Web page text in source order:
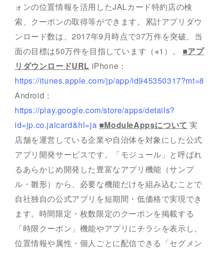
ォンの位置情報を活用したJALカード特約店の検
索、クーポンの取得等ができます。累計アプリダウ
ンロード数は、2017年9月時点で37万件を突破、当
面の目標は50万件を目指しています（※1）。 ■アプ
リダウンロードURL iPhone：
https://itunes.apple.com/jp/app/id945350317?mt=8
Android：
https://play.google.com/store/apps/details?
id=jp.co.jalcard&hl=ja ■ModuleAppsについて 実
店舗を運営している企業や自治体を対象にした公式
アプリ開発サービスです。「モジュール」と呼ばれ
るあらかじめ開発した豊富なアプリ機能（サンプ
ル・雛形）から、必要な機能だけを組み込むことで
自社独自の公式アプリを短期間・低価格で実現でき
ます。時間限定・枚数限定のクーポンを掲載する
「時限クーポン」機能やアプリにチラシを表示し、
位置情報や属性・個人ごとに配信できる「セグメン